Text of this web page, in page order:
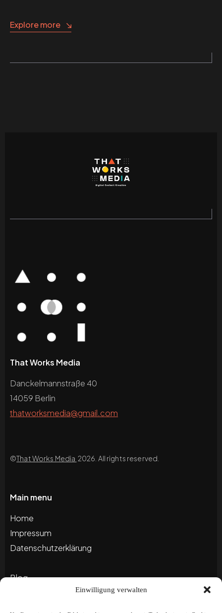
Einwilligung verwalten
Explore more
That Works Media
Danckelmannstraße 40
14059 Berlin
thatworksmedia@gmail.com
©That Works Media 2026. All rights reserved.
Main menu
Home
Impressum
Datenschutzerklärung
Blog